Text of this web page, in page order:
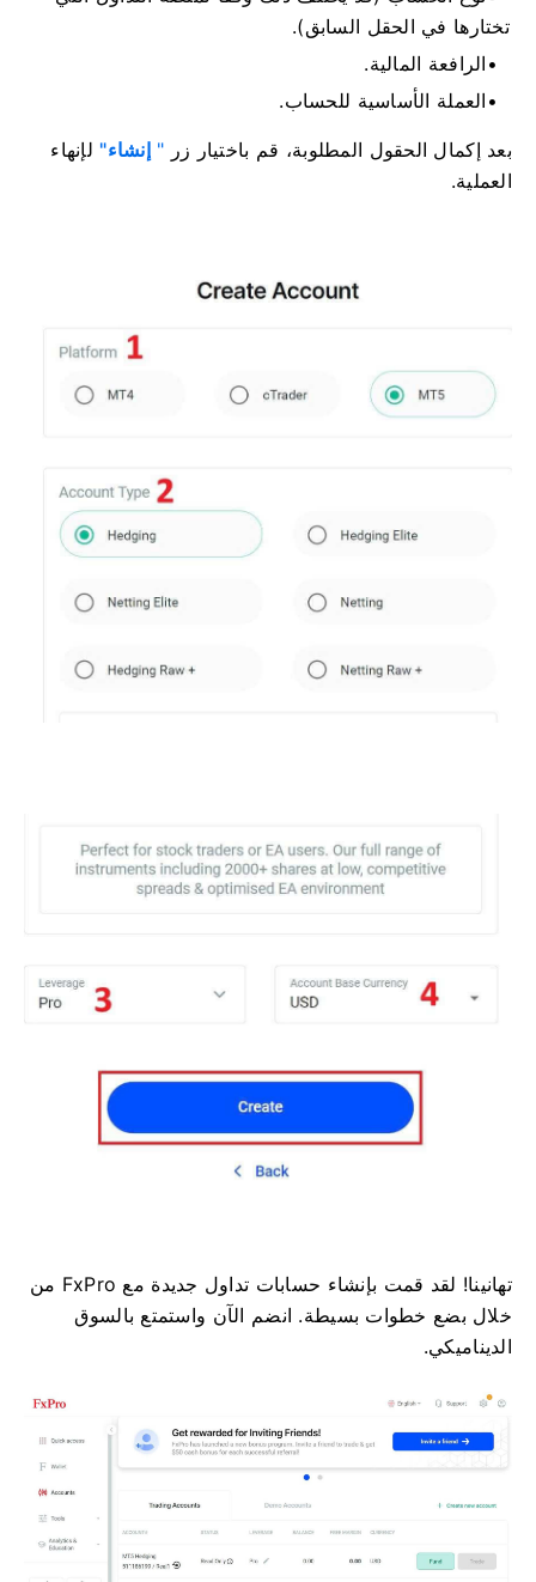
تختارها في الحقل السابق).
الرافعة المالية.
العملة الأساسية للحساب.
بعد إكمال الحقول المطلوبة، قم باختيار زر "إنشاء" لإنهاء
العملية.
تهانينا! لقد قمت بإنشاء حسابات تداول جديدة مع FxPro من
خلال بضع خطوات بسيطة. انضم الآن واستمتع بالسوق
الديناميكي.